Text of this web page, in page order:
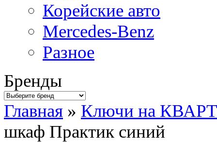
Корейские авто
Mercedes-Benz
Разное
Бренды
Главная » Ключи на
шкаф Практик синий